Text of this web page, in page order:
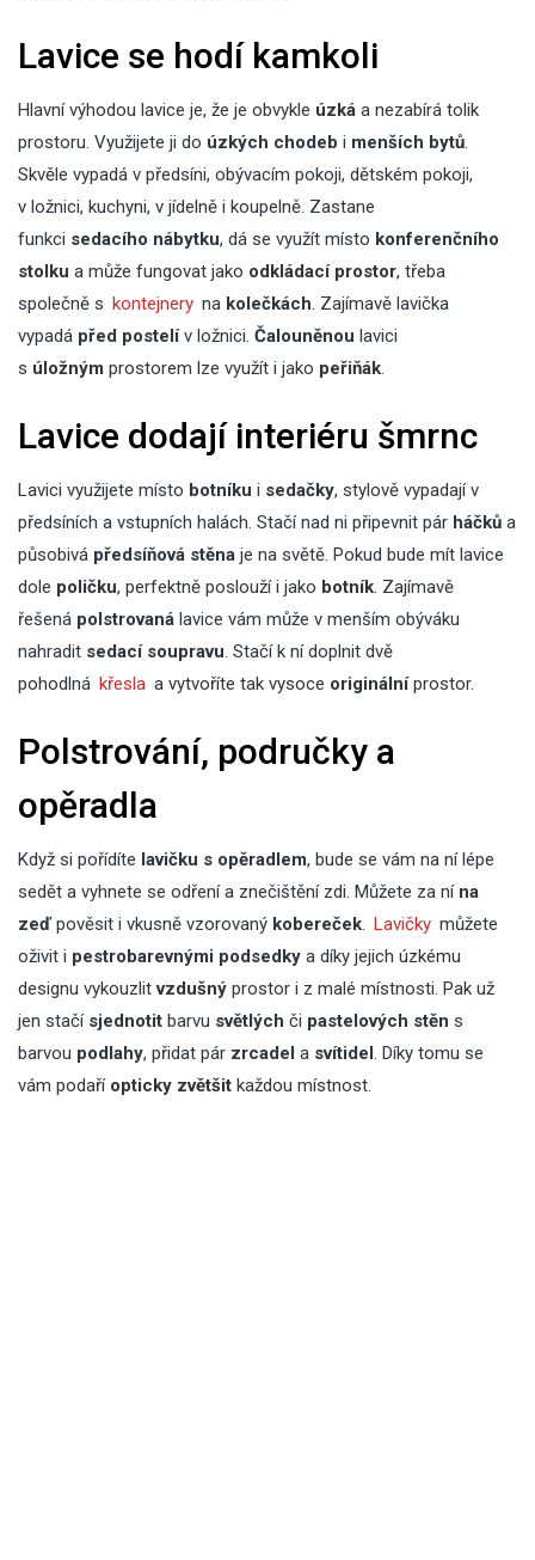
Lavice se hodí kamkoli
Hlavní výhodou lavice je, že je obvykle úzká a nezabírá tolik
prostoru. Využijete ji do úzkých chodeb i menších bytů.
Skvěle vypadá v předsíni, obývacím pokoji, dětském pokoji,
v ložnici, kuchyni, v jídelně i koupelně. Zastane
funkci sedacího nábytku, dá se využít místo konferenčního
stolku a může fungovat jako odkládací prostor, třeba
společně s kontejnery na kolečkách. Zajímavě lavička
vypadá před postelív ložnici. Čalouněnou lavici
s úložným prostorem lze využít i jako peřiňák.
Lavice dodají interiéru šmrnc
Lavici využijete místo botníku i sedačky, stylově vypadají v
předsíních a vstupních halách. Stačí nad ni připevnit pár háčků a
působivá předsíňová stěna je na světě. Pokud bude mít lavice
dole poličku, perfektně poslouží i jako botník. Zajímavě
řešená polstrovaná lavice vám může v menším obýváku
nahradit sedací soupravu. Stačí k ní doplnit dvě
pohodlná křesla a vytvoříte tak vysoce originálníprostor.
Polstrování, područky a
opěradla
Když si pořídíte lavičku s opěradlem, bude se vám na ní lépe
sedět a vyhnete se odření a znečištění zdi. Můžete za ní na
zeďpověsit i vkusně vzorovaný kobereček. Lavičky můžete
oživit i pestrobarevnými podsedky a díky jejich úzkému
designu vykouzlitvzdušný prostor i z malé místnosti. Pak už
jen stačí sjednotit barvu světlých či pastelových stěn s
barvou podlahy, přidat pár zrcadel a svítidel. Díky tomu se
vám podaří opticky zvětšit každou místnost.